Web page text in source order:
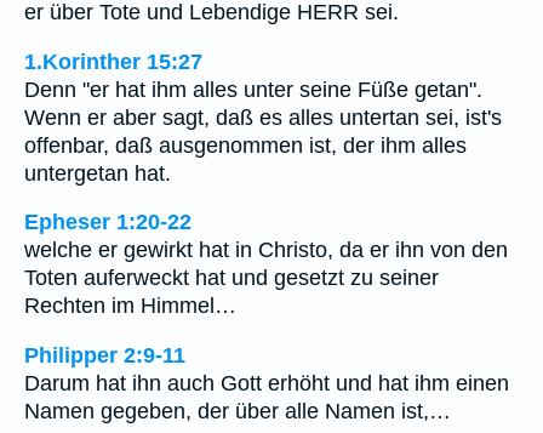
er über Tote und Lebendige HERR sei.
1.Korinther 15:27
Denn "er hat ihm alles unter seine Füße getan".
Wenn er aber sagt, daß es alles untertan sei, ist's
offenbar, daß ausgenommen ist, der ihm alles
untergetan hat.
Epheser 1:20-22
welche er gewirkt hat in Christo, da er ihn von den
Toten auferweckt hat und gesetzt zu seiner
Rechten im Himmel…
Philipper 2:9-11
Darum hat ihn auch Gott erhöht und hat ihm einen
Namen gegeben, der über alle Namen ist,…